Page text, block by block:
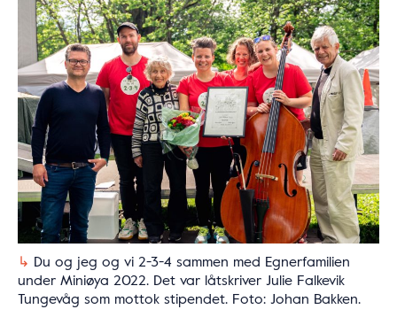
Du og jeg og vi 2-3-4 sammen med Egnerfamilien
under Miniøya 2022. Det var låtskriver Julie Falkevik
Tungevåg som mottok stipendet. Foto: Johan Bakken.